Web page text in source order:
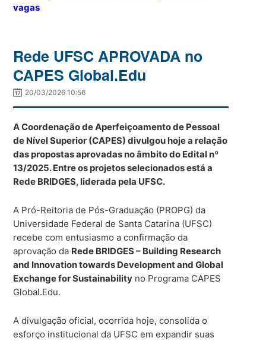
vagas
Rede UFSC APROVADA no
CAPES Global.Edu
20/03/2026 10:56
A Coordenação de Aperfeiçoamento de Pessoal
de Nível Superior (CAPES) divulgou hoje a relação
das propostas aprovadas no âmbito do Edital nº
13/2025. Entre os projetos selecionados está a
Rede BRIDGES, liderada pela UFSC.
A Pró-Reitoria de Pós-Graduação (PROPG) da
Universidade Federal de Santa Catarina (UFSC)
recebe com entusiasmo a confirmação da
aprovação da Rede BRIDGES – Building Research
and Innovation towards Development and Global
Exchange for Sustainability no Programa CAPES
Global.Edu.
A divulgação oficial, ocorrida hoje, consolida o
esforço institucional da UFSC em expandir suas